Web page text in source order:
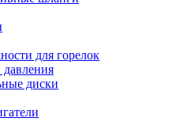
для горелок
давления
диски